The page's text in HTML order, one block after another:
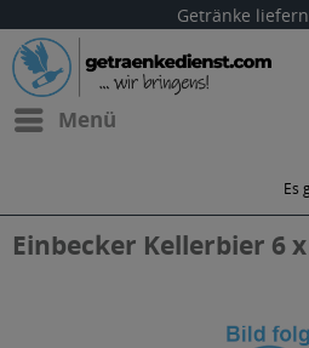
Getränke
Menü
Es
Einbecker Kellerbier 6